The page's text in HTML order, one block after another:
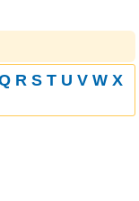
R S T U V W X